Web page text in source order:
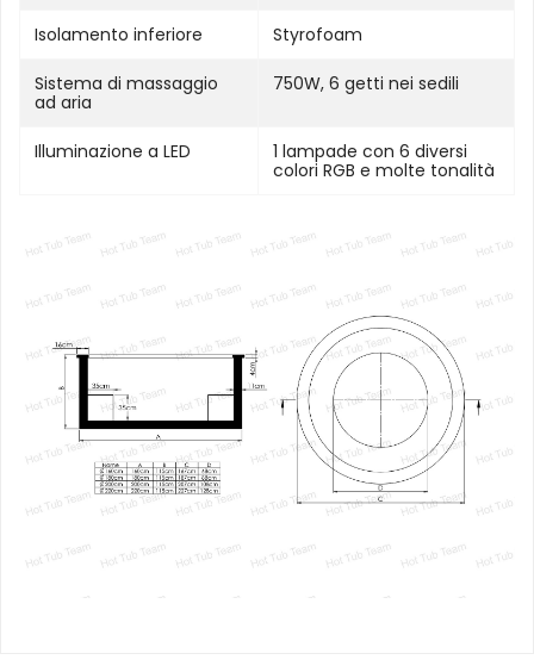
Isolamento inferiore Styrofoam
Sistema di massaggio
ad aria
750W, 6 getti nei sedili
Illuminazione a LED
1 lampade con 6 diversi
colori RGB e molte tonalità